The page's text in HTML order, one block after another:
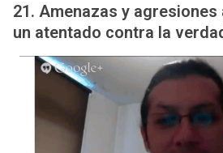
21. Amenazas y
un atentado contra la